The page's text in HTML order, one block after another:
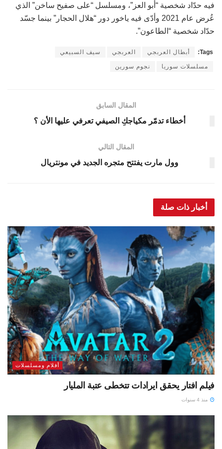
فيه حدّاد شخصية “أبو العز”، ومسلسل “على صفيح ساخن” الذي
عُرض عام 2021 وأدّى فيه ياخور دور “هلال الحجار” بينما جسّد
حدّاد شخصية “الطاعون”.
Tags: أبطال العربجي العربجي سيف السبيعي
مسلسلات سوريا نجوم سورين
المقال السابق
أخطاء تدمّر مكياجكِ الصيفي تعرفي عليها الأن ؟
المقال التالي
وول مارت يفتتح متجره الجديد في مونتريال
أخبار ذات صلة
أفلام ومسلسلات
فيلم افتار يحقق ايرادات تتخطى عتبة المليار
منذ 4 سنوات